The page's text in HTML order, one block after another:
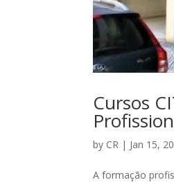
Cursos
by CR | Jan 15,
A formação